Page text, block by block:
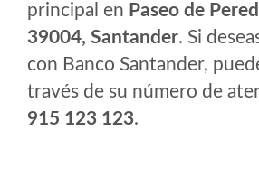
principal en Paseo de
39004, Santander. Si
con Banco Santander,
través de su número de
915 123 123.